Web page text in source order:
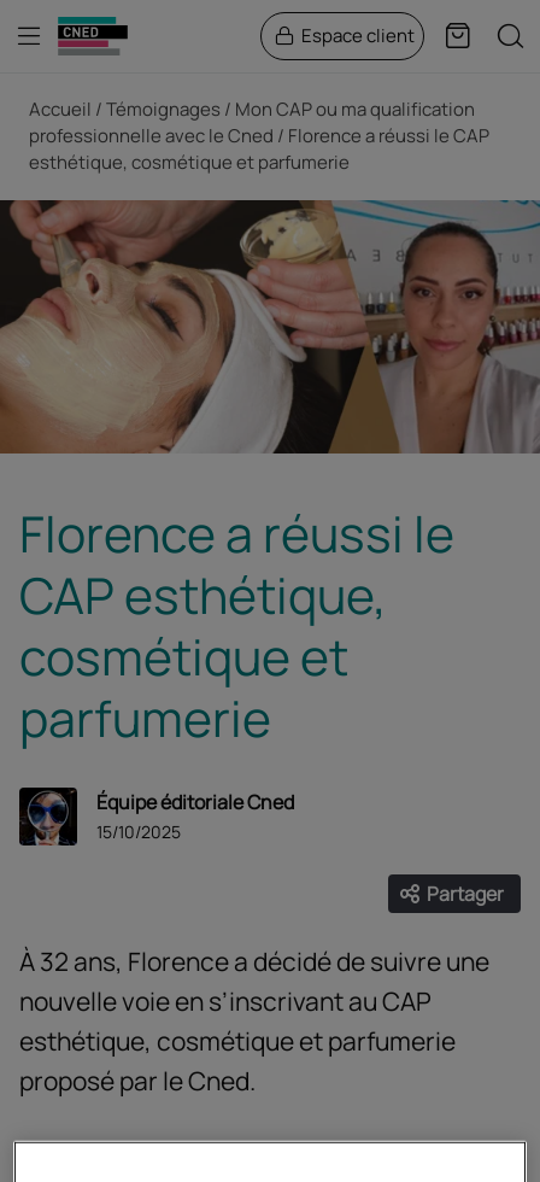
Menu Espace client Panier
Accueil Témoignages
Mon CAP ou ma qualification
professionnelle avec le Cned
Florence a réussi le CAP
esthétique, cosmétique et parfumerie
Florence a réussi le
CAP esthétique,
cosmétique et
parfumerie
Équipe éditoriale Cned
15/10/2025
Partager
Ouvrir
À 32 ans, Florence a décidé de suivre une
nouvelle voie en s’inscrivant au CAP
esthétique, cosmétique et parfumerie
proposé par le Cned.